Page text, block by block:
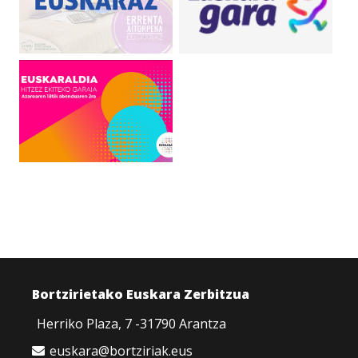
Bortzirietako Euskara Zerbitzua
Herriko Plaza, 7 -31790 Arantza
euskara@bortziriak.eus